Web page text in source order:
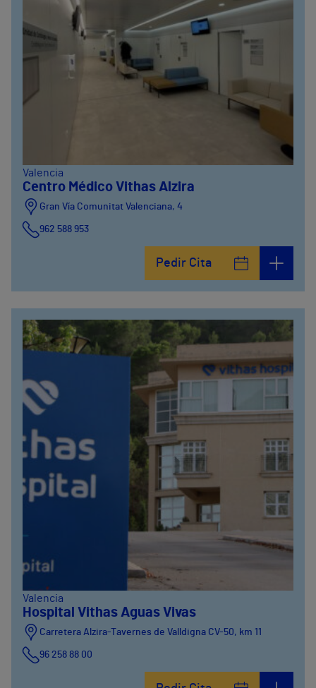
Valencia
Centro Médico Vithas Alzira
Gran Vía Comunitat Valenciana, 4
962 588 953
Pedir Cita
Valencia
Hospital Vithas Aguas Vivas
Carretera Alzira-Tavernes de Valldigna CV-50, km 11
96 258 88 00